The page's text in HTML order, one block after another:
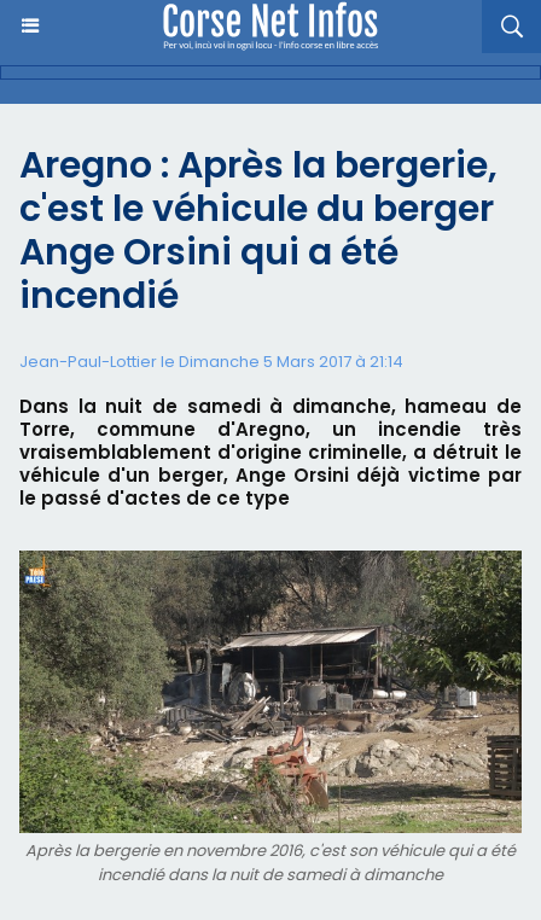
Aregno : Après la bergerie,
c'est le véhicule du berger
Ange Orsini qui a été
incendié
Jean-Paul-Lottier le Dimanche 5 Mars 2017 à 21:14
Dans la nuit de samedi à dimanche, hameau de
Torre, commune d'Aregno, un incendie très
vraisemblablement d'origine criminelle, a détruit le
véhicule d'un berger, Ange Orsini déjà victime par
le passé d'actes de ce type
Après la bergerie en novembre 2016, c'est son véhicule qui a été
incendié dans la nuit de samedi à dimanche